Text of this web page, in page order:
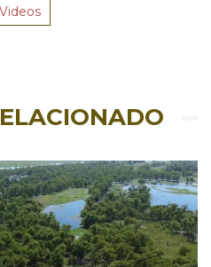
Videos